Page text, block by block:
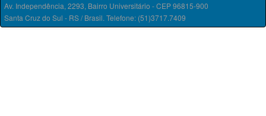
Av. Independência, 2293, Bairro Universitário - CEP 96815-900
Santa Cruz do Sul - RS / Brasil. Telefone: (51)3717.7409